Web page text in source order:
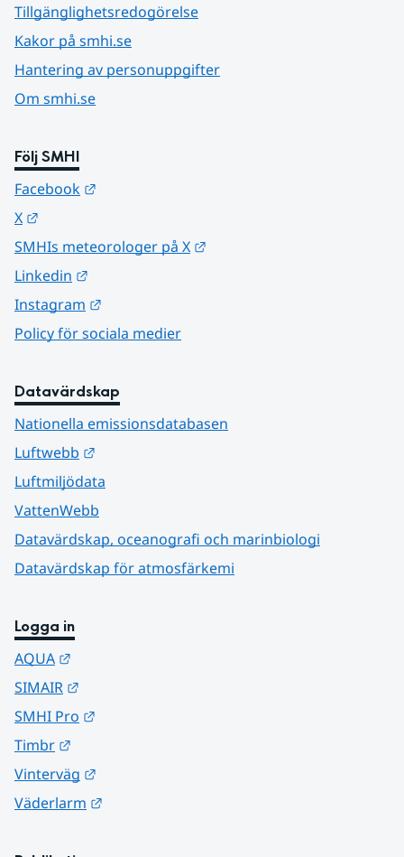
Tillgänglighetsredogörelse
Kakor på smhi.se
Hantering av personuppgifter
Om smhi.se
Följ SMHI
Facebook
X
SMHIs meteorologer på X
Linkedin
Instagram
Policy för sociala medier
Datavärdskap
Nationella emissionsdatabasen
Luftwebb
Luftmiljödata
VattenWebb
Datavärdskap, oceanografi och marinbiologi
Datavärdskap för atmosfärkemi
Logga in
AQUA
SIMAIR
SMHI Pro
Timbr
Vinterväg
Väderlarm